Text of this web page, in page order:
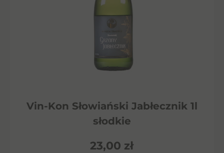
Vin-Kon Słowiański Jabłecznik 1l
słodkie
23,00 zł